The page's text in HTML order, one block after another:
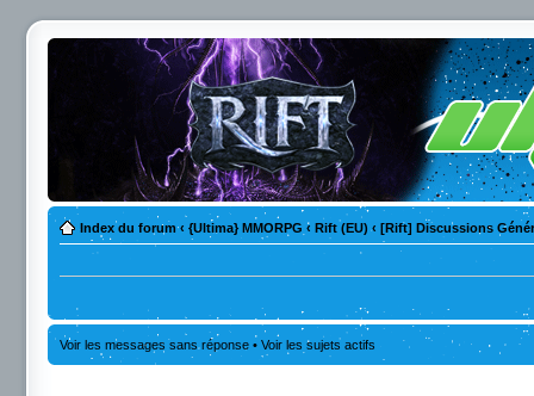
Index du forum ‹ {Ultima} MMORPG ‹ Rift (EU) ‹ [Rift] Discussions
Voir les messages sans réponse • Voir les sujets actifs